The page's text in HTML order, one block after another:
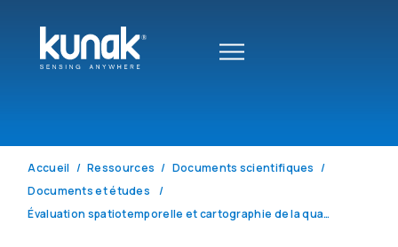
Accueil Ressources
Documents scientifiques
Documents et études
Évaluation spatiotemporelle et cartographie de la qualité de l’air et de la pollution sonore dans un environnement local suburbain au cœur d’une mégapole latino-américaine : Université Nationale de Colombie – Campus de Bogotá